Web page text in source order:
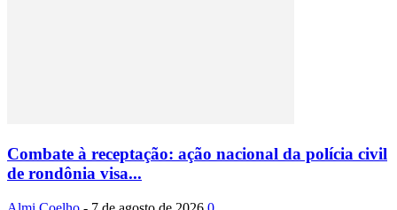
Combate à receptação: ação nacional da polícia civil
de rondônia visa...